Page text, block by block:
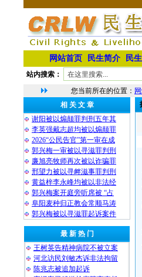
网站首页 民生简介 民
站内搜索：
您当前所在的位置：
相 关 文 章
谢阳被以煽颠罪判刑五年其
李英强戴志超均被以煽颠罪
2026“公民告官”第一审在成
郭兴梅一审被以寻滋罪判刑
廉旭亮牧师再次被以诈骗罪
邢望力被以寻衅滋事罪判刑
黄益梓李永峰均被以非法经
郭兴梅案开庭旁听席被 “占
阜阳麦种归正教会常顺马涛
郭兴梅被以寻滋罪起诉案件
最 新 热 门
王树英告精神病院不被立案
河北访民刘敏杰诉非法拘留
陈兆志被追加起诉